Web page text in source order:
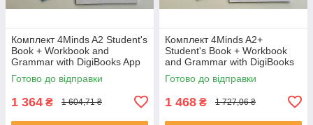
Комплект 4Minds A2 Student's
Book + Workbook and
Grammar with DigiBooks App
(Підручник + робочий зошит)
Готово до відправки
1 364 ₴ 1 604,71 ₴
Комплект 4Minds A2+
Student's Book + Workbook
and Grammar with DigiBooks
App (Підручник + робочий
зошит)
Готово до відправки
1 468 ₴ 1 727,06 ₴